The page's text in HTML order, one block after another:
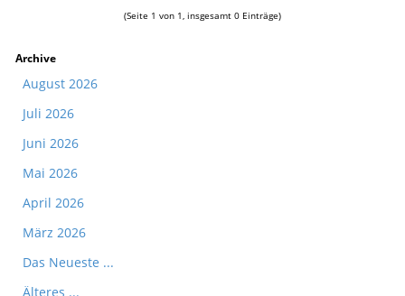
(Seite 1 von 1, insgesamt 0 Einträge)
Archive
August 2026
Juli 2026
Juni 2026
Mai 2026
April 2026
März 2026
Das Neueste ...
Älteres ...